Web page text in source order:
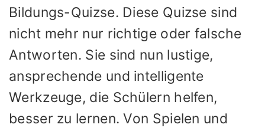
Bildungs-Quizse. Diese Quizse sind
nicht mehr nur richtige oder falsche
Antworten. Sie sind nun lustige,
ansprechende und intelligente
Werkzeuge, die Schülern helfen,
besser zu lernen. Von Spielen und